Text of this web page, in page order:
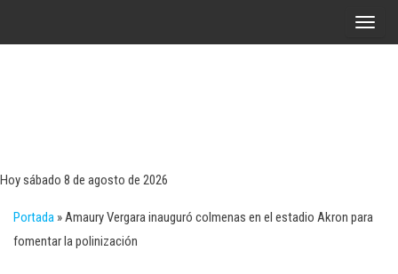
A
l
Hoy sábado 8 de agosto de 2026
Portada »Amaury Vergara inauguró colmenas en el estadio Akron para
fomentar la polinización